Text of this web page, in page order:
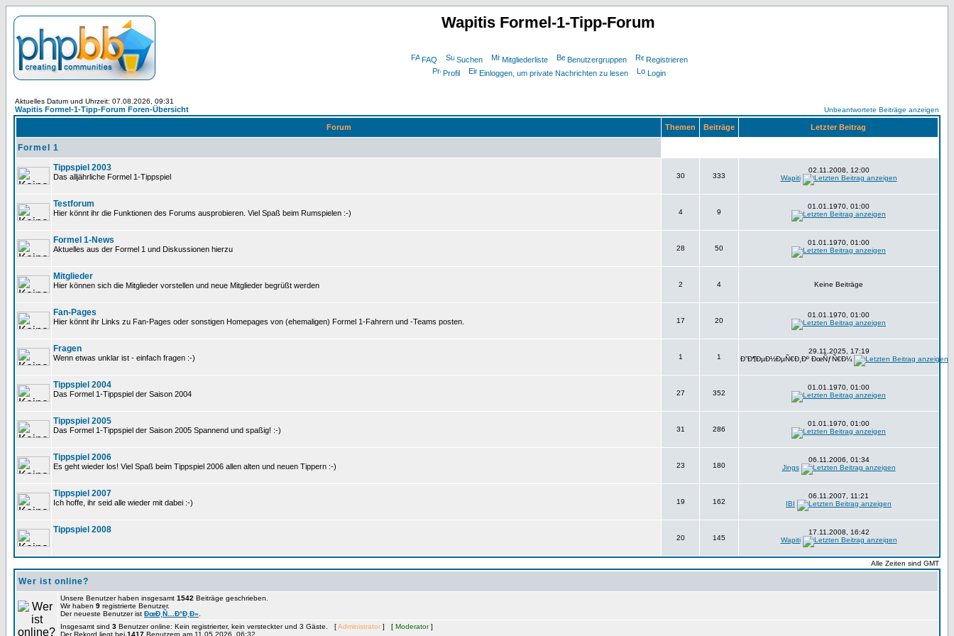
Wapitis Formel-1-Tipp-Forum
FAQ Suchen Mitgliederliste Benutzergruppen
Registrieren
Profil
Einloggen, um private Nachrichten zu lesen Login
Aktuelles Datum und Uhrzeit: 07.08.2026, 09:31
Wapitis Formel-1-Tipp-Forum Foren-Übersicht Unbeantwortete Beiträge anzeigen
Forum Themen Beiträge Letzter Beitrag
Formel 1
Tippspiel 2003
Das alljährliche Formel 1-Tippspiel 30 333
02.11.2008, 12:00
Wapiti
Testforum
Hier könnt ihr die Funktionen des Forums ausprobieren. Viel Spaß beim Rumspielen :-) 4 9
01.01.1970, 01:00
Formel 1-News
Aktuelles aus der Formel 1 und Diskussionen hierzu 28 50
01.01.1970, 01:00
Mitglieder
Hier können sich die Mitglieder vorstellen und neue Mitglieder begrüßt werden 2 4 Keine Beiträge
Fan-Pages
Hier könnt ihr Links zu Fan-Pages oder sonstigen Homepages von (ehemaligen) Formel 1-Fahrern und -Teams posten. 17 20
01.01.1970, 01:00
Fragen
Wenn etwas unklar ist - einfach fragen :-) 1 1
29.11.2025, 17:19
Ð”Ð¶ÐµÐ½ÐµÑ€Ð¸Ðº ÐœÑƒÑ€Ð¼
Tippspiel 2004
Das Formel 1-Tippspiel der Saison 2004 27 352
01.01.1970, 01:00
Tippspiel 2005
Das Formel 1-Tippspiel der Saison 2005 Spannend und spaßig! :-) 31 286
01.01.1970, 01:00
Tippspiel 2006
Es geht wieder los! Viel Spaß beim Tippspiel 2006 allen alten und neuen Tippern :-) 23 180
06.11.2006, 01:34
Jings
Tippspiel 2007
Ich hoffe, ihr seid alle wieder mit dabei :-) 19 162
06.11.2007, 11:21
IBI
Tippspiel 2008
20 145
17.11.2008, 16:42
Wapiti
Alle Zeiten sind GMT
Wer ist online?
Unsere Benutzer haben insgesamt 1542 Beiträge geschrieben.
Wir haben 9 registrierte Benutzer.
Der neueste Benutzer ist ÐœÐ¸Ñ…Ð°Ð¸Ð»
Insgesamt sind 3 Benutzer online: Kein registrierter, kein versteckter und 3 Gäste. [Administrator ] [ Moderator]
Der Rekord liegt bei 1417 Benutzern am 11.05.2026, 06:32.